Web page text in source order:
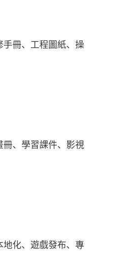
冊、工程圖紙、操
冊、學習課件、影視
地化、遊戲發布、專